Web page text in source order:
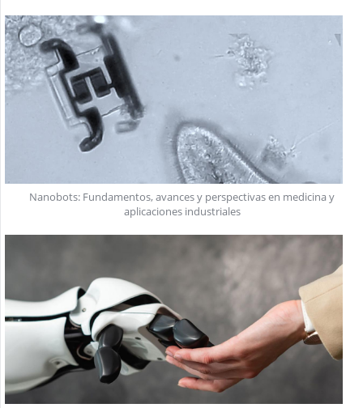
Nanobots: Fundamentos, avances y perspectivas en medicina y
aplicaciones industriales